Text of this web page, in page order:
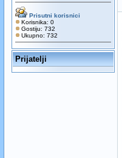
Prisutni korisnici
Korisnika: 0
Gostiju: 732
Ukupno: 732
Prijatelji